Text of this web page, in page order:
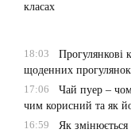
класах
18:03
Прогулянкові
щоденних прогулянок
17:06
Чай пуер –
чим корисний та як
16:59
Як змінюється